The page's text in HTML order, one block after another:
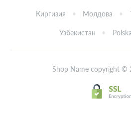
Киргизия Молдова
Узбекистан Polska
Shop Name copyright ©